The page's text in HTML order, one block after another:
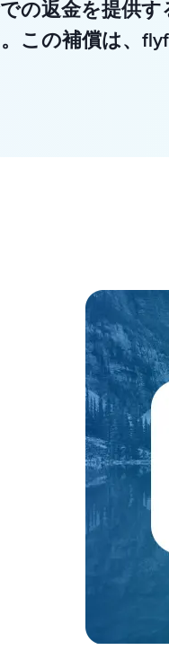
の返金を提供
この補償は、